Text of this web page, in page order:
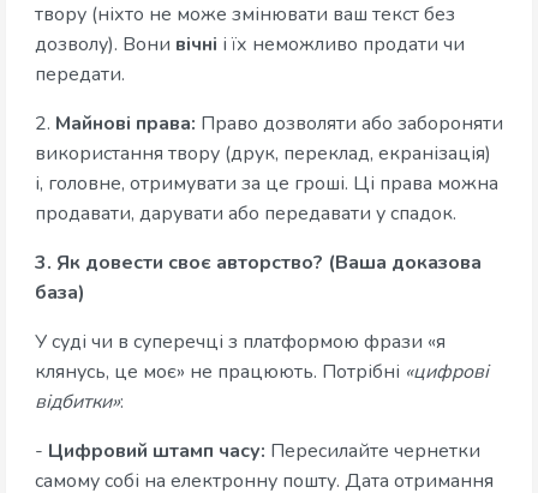
твору (ніхто не може змінювати ваш текст без
дозволу). Вони вічні і їх неможливо продати чи
передати.
2. Майнові права: Право дозволяти або забороняти
використання твору (друк, переклад, екранізація)
і, головне, отримувати за це гроші. Ці права можна
продавати, дарувати або передавати у спадок.
3. Як довести своє авторство? (Ваша доказова
база)
У суді чи в суперечці з платформою фрази «я
клянусь, це моє» не працюють. Потрібні «цифрові
відбитки»:
- Цифровий штамп часу: Пересилайте чернетки
самому собі на електронну пошту. Дата отримання